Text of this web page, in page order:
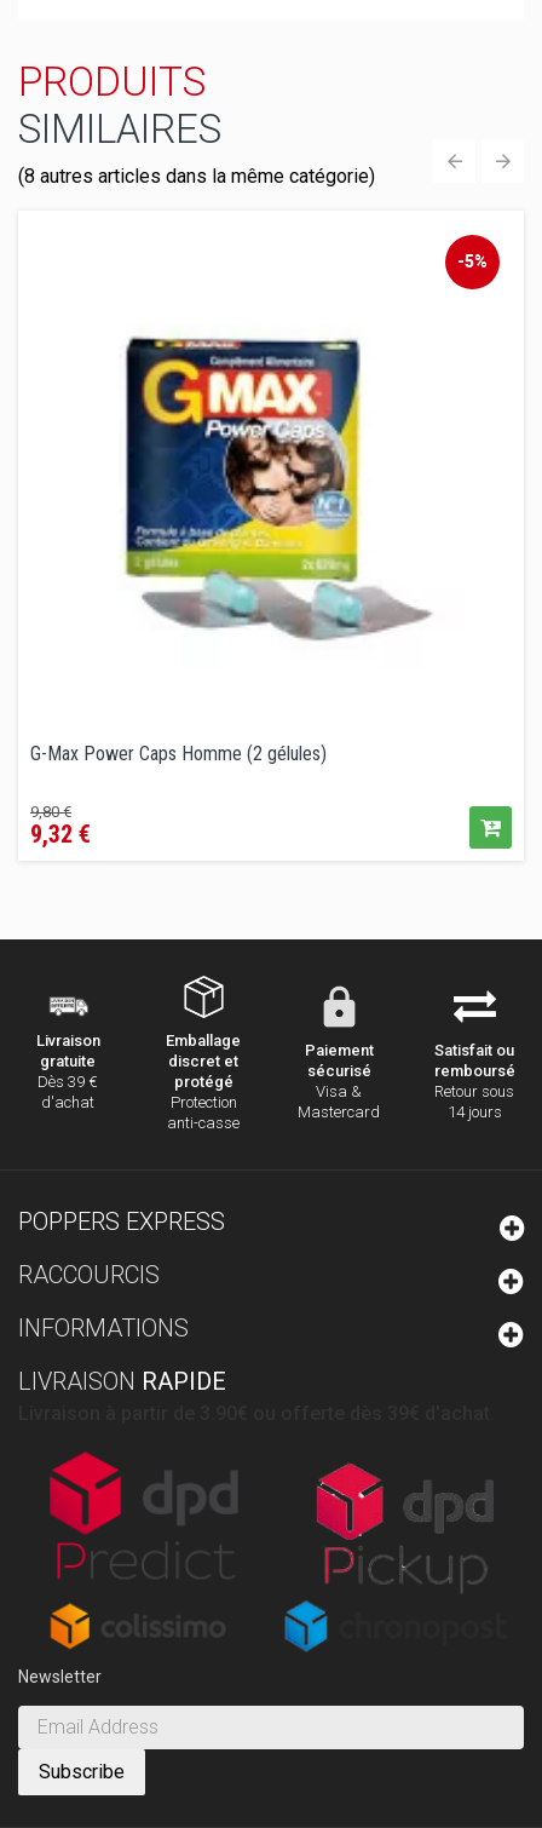
PRODUITS
SIMILAIRES
(8 autres articles dans la même catégorie)
-5%
G-Max Power Caps Homme (2 gélules)
Prix
de
9,80 €Prix
9,32 €
Livraison
gratuite
Dès 39 €
d'achat
Emballage
discret et
protégé
Protection
anti-casse
Paiement
sécurisé
Visa &
Mastercard
Satisfait ou
remboursé
Retour sous
14 jours
POPPERS EXPRESS
RACCOURCIS
INFORMATIONS
LIVRAISON RAPIDE
Newsletter